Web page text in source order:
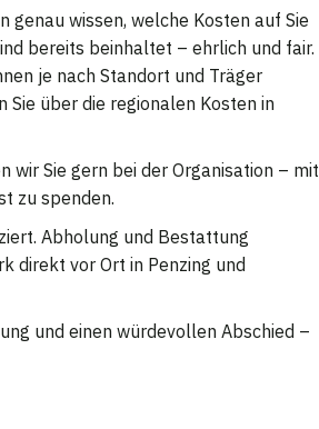
genau wissen, welche Kosten auf Sie
bereits beinhaltet – ehrlich und fair.
je nach Standort und Träger
Sie über die regionalen Kosten in
wir Sie gern bei der Organisation – mit
zu spenden.
Abholung und Bestattung
direkt vor Ort in Penzing und
und einen würdevollen Abschied –